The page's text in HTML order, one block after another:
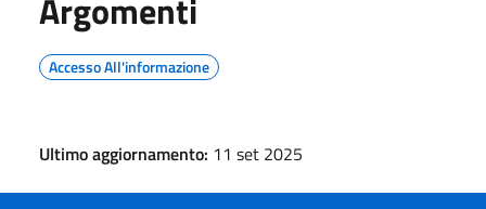
Argomenti
Accesso All'informazione
Ultimo aggiornamento: 11 set 2025